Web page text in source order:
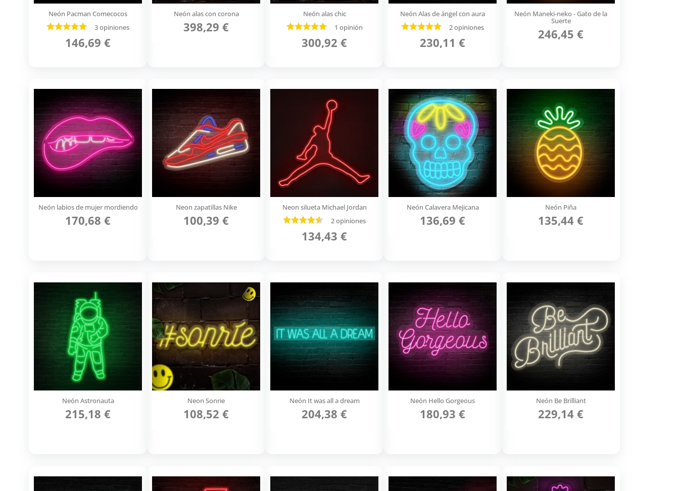
Neón Pacman Comecocos
3 opiniones
146,69 €
Neón alas con corona
398,29 €
Neón alas chic
1 opinión
300,92 €
Neón Alas de ángel con aura
2 opiniones
230,11 €
Neón Maneki-neko - Gato de la
Suerte
246,45 €
Neón labios de mujer mordiendo
170,68 €
Neon zapatillas Nike
100,39 €
Neon silueta Michael Jordan
2 opiniones
134,43 €
Neón Calavera Mejicana
136,69 €
Neón Piña
135,44 €
Neón Astronauta
215,18 €
Neon Sonrie
108,52 €
Neón It was all a dream
204,38 €
Neón Hello Gorgeous
180,93 €
Neón Be Brilliant
229,14 €